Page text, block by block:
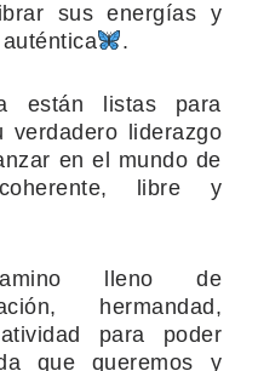
sus energías y
.
están listas para
verdadero liderazgo
en el mundo de
libre y
lleno de
hermandad,
para poder
que queremos y